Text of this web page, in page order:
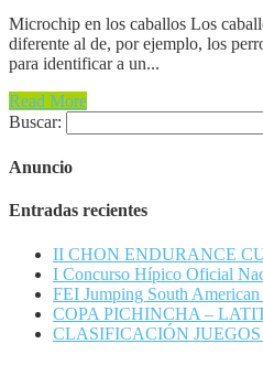
Microchip en los caballos Los
diferente al de, por ejemplo, los
para identificar a un...
Read More
Buscar:
Anuncio
Entradas recientes
II CHON ENDURANCE
I Concurso Hípico Oficial
FEI Jumping South
COPA PICHINCHA –
CLASIFICACIÓN